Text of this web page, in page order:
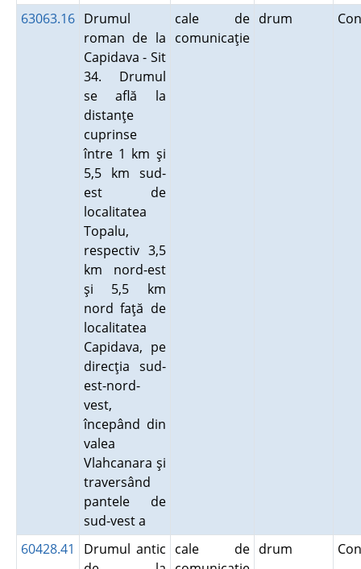
63063.16 Drumul
roman de la
Capidava - Sit
34. Drumul
se află la
distanţe
cuprinse
între 1 km şi
5,5 km sud-
est de
localitatea
Topalu,
respectiv 3,5
km nord-est
şi 5,5 km
nord faţă de
localitatea
Capidava, pe
direcţia sud-
est-nord-
vest,
începând din
valea
Vlahcanara şi
traversând
pantele de
sud-vest a
cale de
comunicaţie
drum
60428.41
Drumul antic cale de drum